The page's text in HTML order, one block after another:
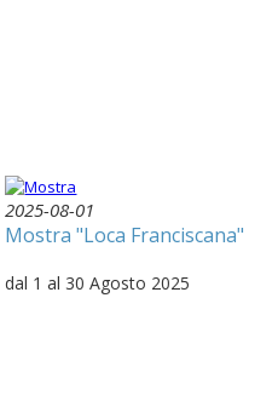
2025-08-01
Mostra "Loca Franciscana"
dal 1 al 30 Agosto 2025